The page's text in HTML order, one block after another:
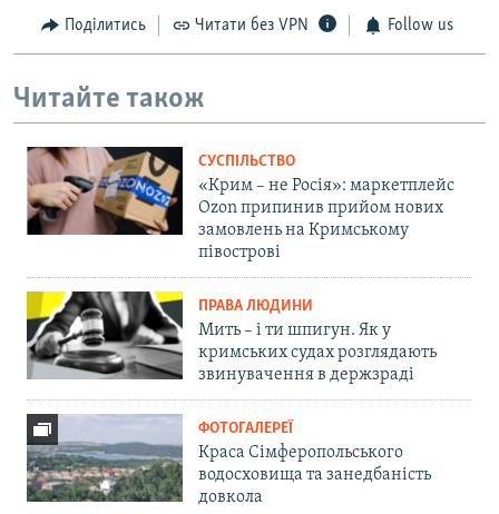
Поділитись Читати без VPN Follow us
Читайте також
СУСПІЛЬСТВО
«Крим – не Росія»: маркетплейс
Ozon припинив прийом нових
замовлень на Кримському
півострові
ПРАВА ЛЮДИНИ
Мить – і ти шпигун. Як у
кримських судах розглядають
звинувачення в держзраді
ФОТОГАЛЕРЕЇ
Краса Сімферопольського
водосховища та занедбаність
довкола